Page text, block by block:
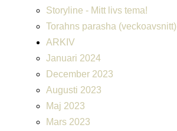
Storyline - Mitt livs tema!
Torahns parasha (veckoavsnitt)
ARKIV
Januari 2024
December 2023
Augusti 2023
Maj 2023
Mars 2023